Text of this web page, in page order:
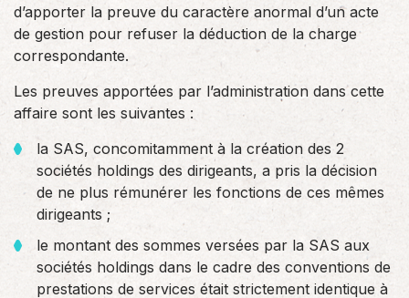
d’apporter la preuve du caractère anormal d’un acte
de gestion pour refuser la déduction de la charge
correspondante.
Les preuves apportées par l’administration dans cette
affaire sont les suivantes :
la SAS, concomitamment à la création des 2
sociétés holdings des dirigeants, a pris la décision
de ne plus rémunérer les fonctions de ces mêmes
dirigeants ;
le montant des sommes versées par la SAS aux
sociétés holdings dans le cadre des conventions de
prestations de services était strictement identique à